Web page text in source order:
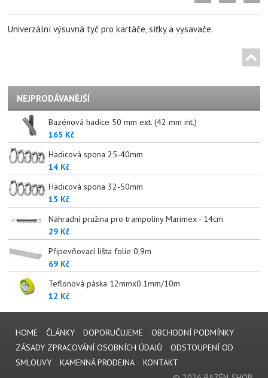
Univerzální výsuvná tyč pro kartáče, síťky a vysavače.
NEJPRODÁVANĚJŠÍ
Bazénová hadice 50 mm ext. (42 mm int.)
165 Kč
Hadicová spona 25-40mm
14 Kč
Hadicová spona 32-50mm
15 Kč
Náhradní pružina pro trampolíny Marimex - 14cm
29 Kč
Připevňovací lišta folie 0,9m
69 Kč
Teflonová páska 12mmx0.1mm/10m
12 Kč
HOME ČLÁNKY DOPORUČUJEME
OBCHODNÍ PODMÍNKY
ZÁSADY ZPRACOVÁNÍ OSOBNÍCH ÚDAJŮ
ODSTOUPENÍ OD
SMLOUVY
KAMENNÁ PRODEJNA
KONTAKT